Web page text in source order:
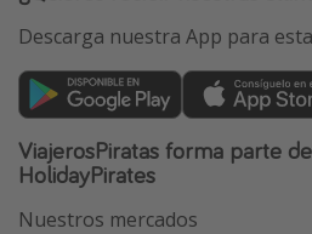
Descarga nuestra App para
ViajerosPiratas forma parte
HolidayPirates
Nuestros mercados